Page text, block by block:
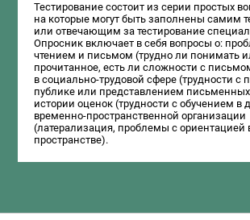
Тестирование состоит из серии простых
на которые могут быть заполнены самим
или отвечающим за тестирование
Опросник включает в себя вопросы о:
чтением и письмом (трудно ли понимать
прочитанное, есть ли сложности с
в социально-трудовой сфере (трудности с
публике или представлением письменных
истории оценок (трудности с обучением в
временно-пространственной организации
(латерализация, проблемы с ориентацией
пространстве).